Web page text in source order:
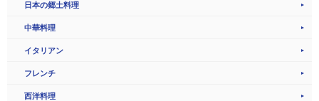
日本の郷土料理
中華料理
イタリアン
フレンチ
西洋料理